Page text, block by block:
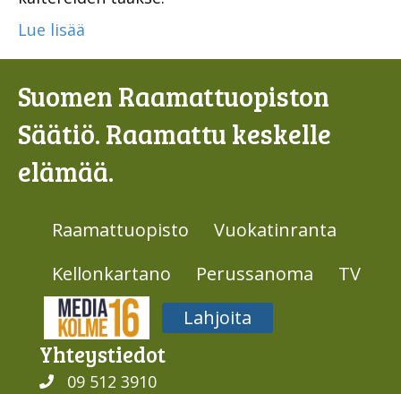
Lue lisää
Suomen Raamattuopiston
Säätiö. Raamattu keskelle
elämää.
Raamattuopisto
Vuokatinranta
Kellonkartano
Perussanoma
TV
Media316
Lahjoita
Yhteys­tiedot
09 512 3910